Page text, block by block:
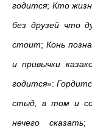
годится; Кто
без друзей что
стоит; Конь
и привычки
годится»:
стыд, в том и
нечего сказать;